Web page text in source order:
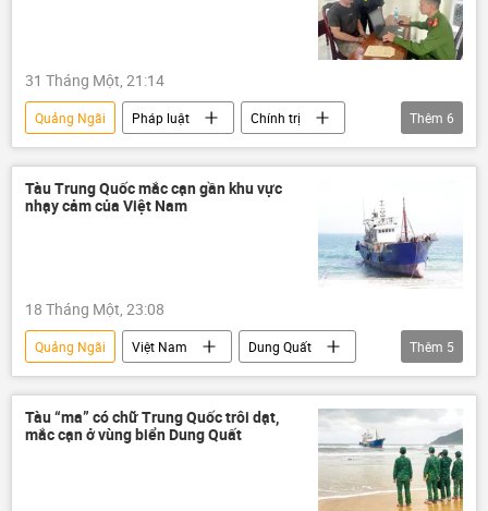
31 Tháng Một, 21:14
Quảng Ngãi Pháp luật
Chính trị
Việt Nam
điều tra
ma túy
cảnh sát
Cảnh sát Việt Nam
công an
Thêm 6
Tàu Trung Quốc mắc cạn gần khu vực
nhạy cảm của Việt Nam
18 Tháng Một, 23:08
Quảng Ngãi Việt Nam
Dung Quất
Petrolimex
thông tin
Trung Quốc
Thế giới
nhà máy lọc dầu Dung Quất
Thêm 5
Tàu “ma” có chữ Trung Quốc trôi dạt,
mắc cạn ở vùng biển Dung Quất